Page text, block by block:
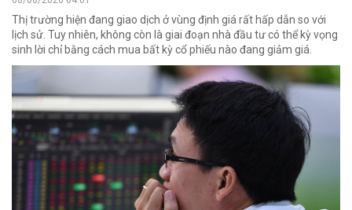
Thị trường hiện đang giao dịch ở vùng định giá rất hấp dẫn so với
lịch sử. Tuy nhiên, không còn là giai đoạn nhà đầu tư có thể kỳ vọng
sinh lời chỉ bằng cách mua bất kỳ cổ phiếu nào đang giảm giá.